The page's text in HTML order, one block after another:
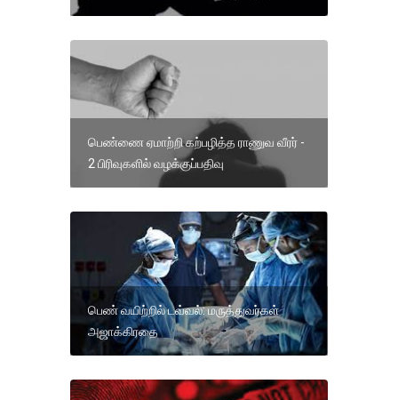
பெண்ணை ஏமாற்றி கற்பழித்த ராணுவ வீரர் -
2 பிரிவுகளில் வழக்குப்பதிவு
பெண் வயிற்றில் டவ்வல்: மருத்துவர்கள்
அஜாக்கிரதை